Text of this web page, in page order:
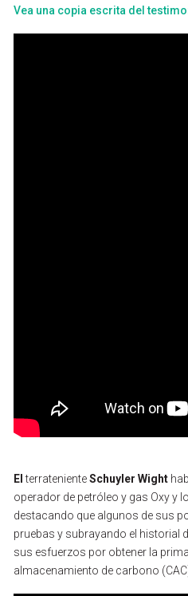
Vea una copia escrita del
El terratenienteSchuyler Wight
operador de petróleo y gas Oxyy
destacando que algunos de sus
pruebas y subrayando el historial
sus esfuerzos por obtener la
almacenamiento de carbono